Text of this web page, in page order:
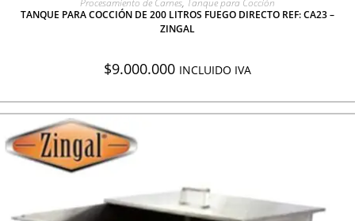
Procesamiento de Carnes, Tanque para Cocción
TANQUE PARA COCCIÓN DE 200 LITROS FUEGO DIRECTO REF: CA23 –
ZINGAL
$9.000.000 INCLUIDO IVA